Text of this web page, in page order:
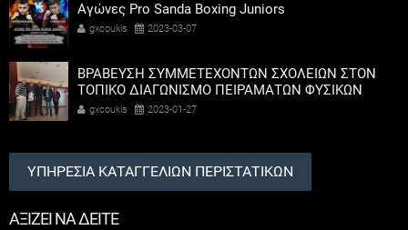
Αγώνες Pro Sanda Boxing Juniors
gxcoukis 2023-03-07
ΒΡΑΒΕΥΣΗ ΣΥΜΜΕΤΕΧΟΝΤΩΝ ΣΧΟΛΕΙΩΝ ΣΤΟΝ
ΤΟΠΙΚΟ ΔΙΑΓΩΝΙΣΜΟ ΠΕΙΡΑΜΑΤΩΝ ΦΥΣΙΚΩΝ
ΕΠΙΣΤΗΜΩΝ
gxcoukis 2023-01-27
ΥΠΗΡΕΣΙΑ ΚΑΤΑΓΓΕΛΙΩΝ ΠΕΡΙΣΤΑΤΙΚΩΝ
ΑΞΙΖΕΙ ΝΑ ΔΕΙΤΕ